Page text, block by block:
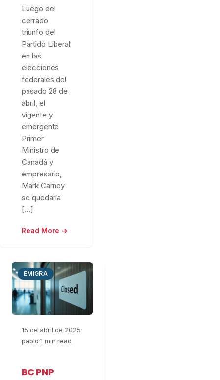
Luego del
cerrado
triunfo del
Partido Liberal
en las
elecciones
federales del
pasado 28 de
abril, el
vigente y
emergente
Primer
Ministro de
Canadá y
empresario,
Mark Carney
se quedaría
[…]
Read More →
EMIGRA
15 de abril de 2025·
pablo·1 min read
BC PNP